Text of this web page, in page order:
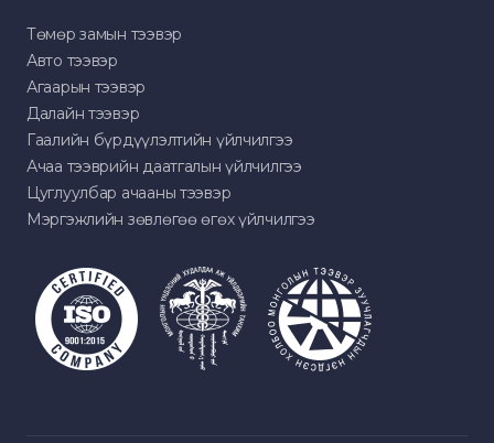
Төмөр замын тээвэр
Авто тээвэр
Агаарын тээвэр
Далайн тээвэр
Гаалийн бүрдүүлэлтийн үйлчилгээ
Ачаа тээврийн даатгалын үйлчилгээ
Цуглуулбар ачааны тээвэр
Мэргэжлийн зөвлөгөө өгөх үйлчилгээ